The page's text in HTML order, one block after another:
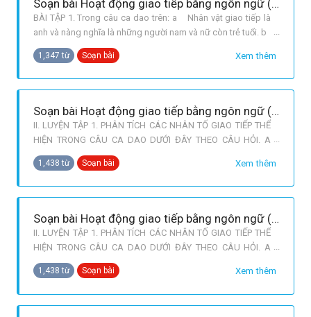
Soạn bài Hoạt động giao tiếp bằng ngôn ngữ (tiếp ) - Soạn văn lớp 10
BÀI TẬP 1. Trong câu ca dao trên: a Nhân vật giao tiếp là
anh và nàng nghĩa là những người nam và nữ còn trẻ tuổi. b
Hoàn cảnh giao tiếp là đêm trăng trong sáng và yên tĩnh
đêm trăng thanh. Đây cũng là hoàn cảnh thích hợp với
những chuyện tâm tình, bày tỏ tình cảm yêu đương. c Với
cách nói
Xem thêm
1,347 từ Soạn bài
Soạn bài Hoạt động giao tiếp bằng ngôn ngữ (tiếp theo) - Ngắn gọn nhất
II. LUYỆN TẬP 1. PHÂN TÍCH CÁC NHÂN TỐ GIAO TIẾP THỂ
HIỆN TRONG CÂU CA DAO DƯỚI ĐÂY THEO CÂU HỎI. A
NHÂN VẬT GIAO TIẾP Ở ĐÂY LÀ NHỮNG NGƯỜI NHƯ THẾ
NÀO? VỀ LỨA TUỔI, GIỚI TÍNH Chàng trai : xưng hô là “anh”.
Cô gái: được gọi là “ nàng”. => Cả hai đều đang ở độ tuổi
thanh xuân. B HOẠT ĐỘNG GIAO TIẾP
Xem thêm
1,438 từ Soạn bài
Soạn bài Hoạt động giao tiếp bằng ngôn ngữ (tiếp theo) - Ngắn gọn nhất
II. LUYỆN TẬP 1. PHÂN TÍCH CÁC NHÂN TỐ GIAO TIẾP THỂ
HIỆN TRONG CÂU CA DAO DƯỚI ĐÂY THEO CÂU HỎI. A
NHÂN VẬT GIAO TIẾP Ở ĐÂY LÀ NHỮNG NGƯỜI NHƯ THẾ
NÀO? VỀ LỨA TUỔI, GIỚI TÍNH Chàng trai : xưng hô là “anh”.
thanh xuân. B HOẠT ĐỘNG GIAO TIẾP
Xem thêm
1,438 từ Soạn bài